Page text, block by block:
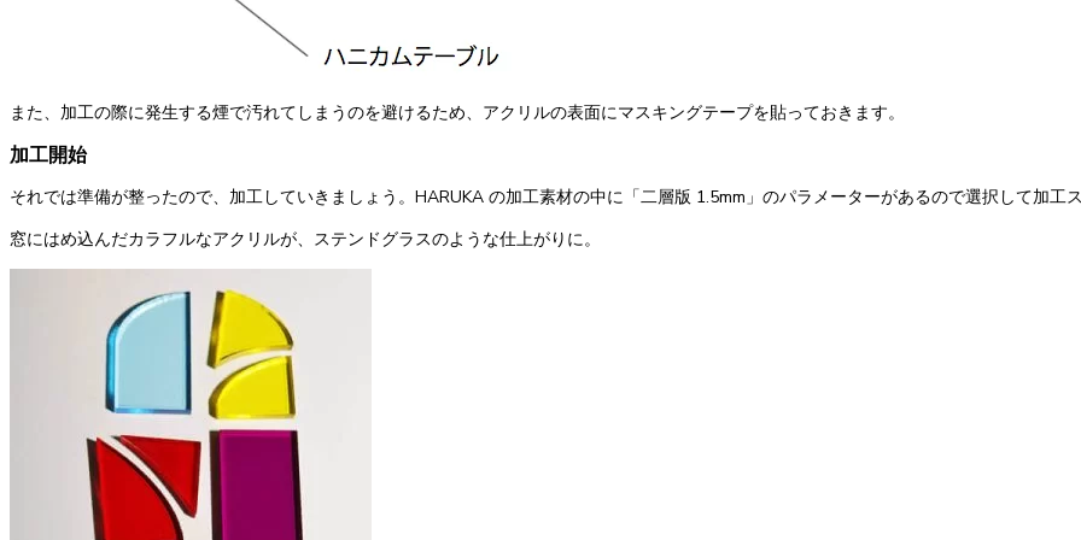
また、加工の際に発生する煙で汚れてしまうのを避けるため、アクリルの表面にマスキングテープを貼っておきます。
加工開始
それでは準備が整ったので、加工していきましょう。HARUKA の加工素材の中に「二層版 1.5mm」のパラメーターがあるので選択して加工ス
窓にはめ込んだカラフルなアクリルが、ステンドグラスのような仕上がりに。